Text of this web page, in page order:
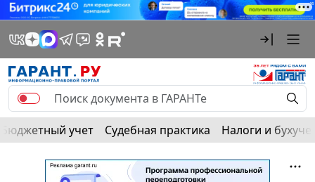
Бюджетный учет Судебная практика Налоги и